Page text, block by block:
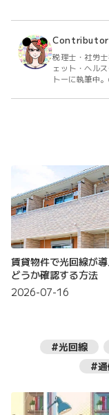
Contributor
税理士・社労
ェット・ヘル
トーに執筆中
賃貸物件で光回線が
どうか確認する方法
2026-07-16
#光回線
#通